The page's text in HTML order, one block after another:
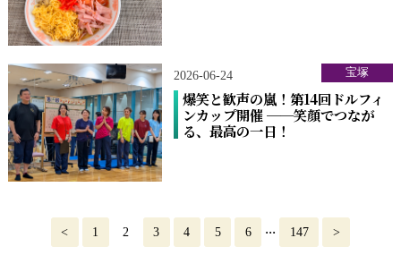
2026-06-24
爆笑と歓声の嵐！第14回ドルフィ
ンカップ開催 ──笑顔でつなが
る、最高の一日！
宝塚
< 1 2 3 4 5 6 ... 147 >